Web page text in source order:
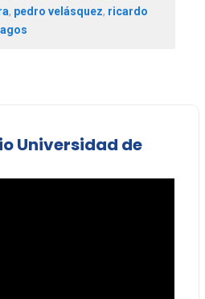
, pedro velásquez, ricardo
Universidad de